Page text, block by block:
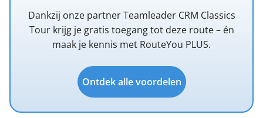
Dankzij onze partner Teamleader CRM Classics
Tour krijg je gratis toegang tot deze route – én
maak je kennis met RouteYou PLUS.
Ontdek alle voordelen